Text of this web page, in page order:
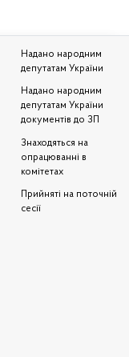
Надано народним
депутатам України
Надано народним
депутатам України
документів до ЗП
Знаходяться на
опрацюванні в
комітетах
Прийняті на поточній
сесії